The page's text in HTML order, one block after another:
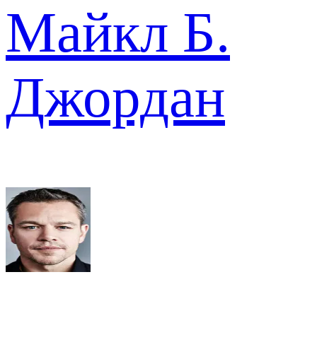
Майкл Б.
Джордан